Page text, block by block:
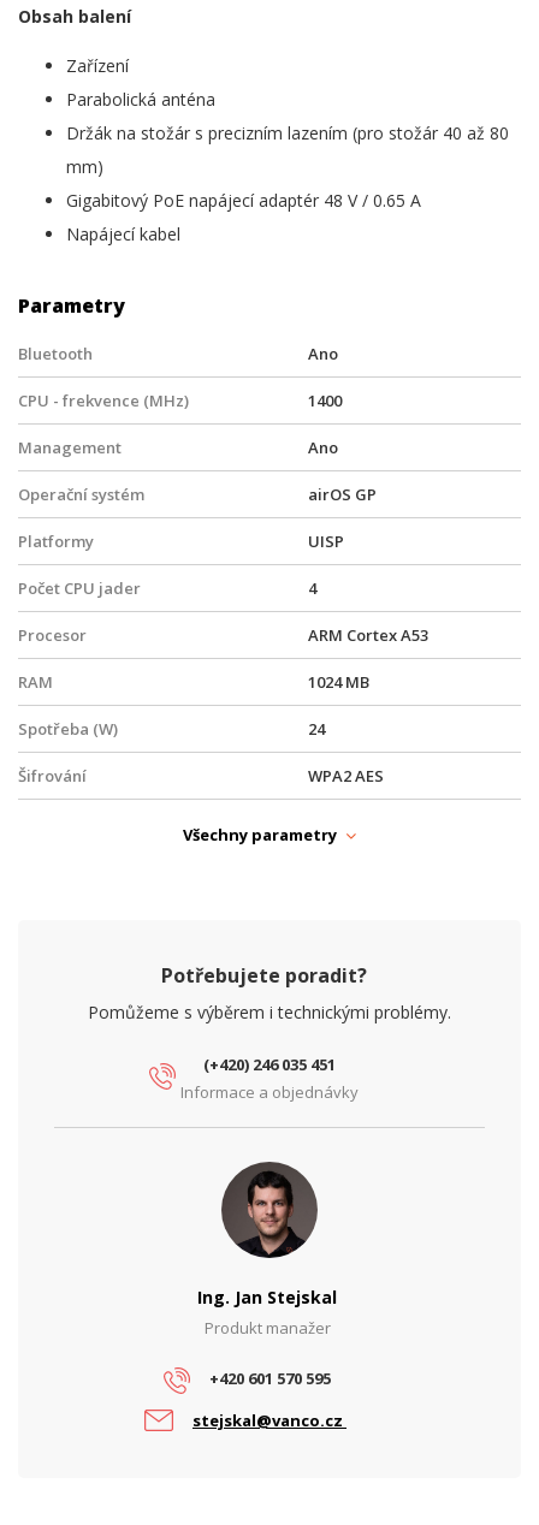
Obsah balení
Zařízení
Parabolická anténa
Držák na stožár s precizním lazením (pro stožár 40 až 80
mm)
Gigabitový PoE napájecí adaptér 48 V / 0.65 A
Napájecí kabel
Parametry
Bluetooth Ano
CPU - frekvence (MHz) 1400
Management Ano
Operační systém airOS GP
Platformy UISP
Počet CPU jader 4
Procesor ARM Cortex A53
RAM 1024 MB
Spotřeba (W) 24
Šifrování WPA2 AES
Radom
383
Hmotnost (kg) 13
2
664
Všechny parametry
Potřebujete poradit?
Pomůžeme s výběrem i technickými problémy.
(+420) 246 035 451
Informace a objednávky
Ing. Jan Stejskal
Produkt manažer
+420 601 570 595
stejskal@vanco.cz